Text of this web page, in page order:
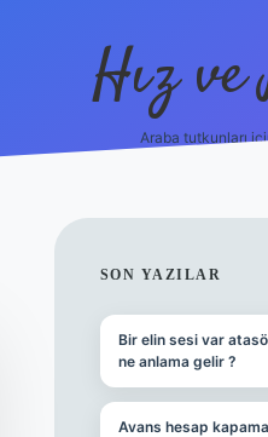
Hız
Araba tutkunları
SON YAZILAR
Bir elin sesi var
ne anlama gelir ?
Avans hesap kapama